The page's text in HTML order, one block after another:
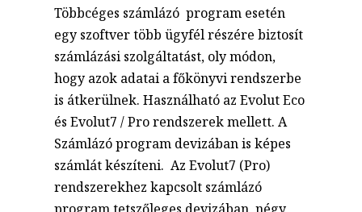
Többcéges számlázó program esetén
egy szoftver több ügyfél részére biztosít
számlázási szolgáltatást, oly módon,
hogy azok adatai a főkönyvi rendszerbe
is átkerülnek. Használható az Evolut Eco
és Evolut7 / Pro rendszerek mellett. A
Számlázó program devizában is képes
számlát készíteni. Az Evolut7 (Pro)
rendszerekhez kapcsolt számlázó